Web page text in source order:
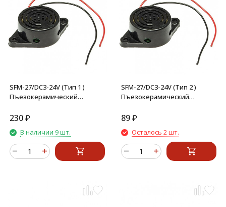
SFM-27/DC3-24V (Тип 1 )
Пъезокерамический
230₽
В наличии 9 шт.
SFM-27/DC3-24V (Тип 2 )
Пъезокерамический
89₽
Осталось 2 шт.